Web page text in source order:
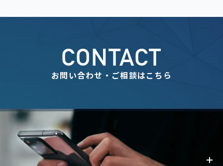
CONTACT
お問い合わせ・ご相談はこちら
事業内容